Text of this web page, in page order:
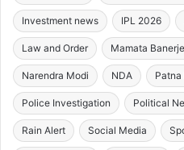
Investment news IPL 2026
Law and Order Mamata
Narendra Modi NDA
Police Investigation Political
Rain Alert Social Media